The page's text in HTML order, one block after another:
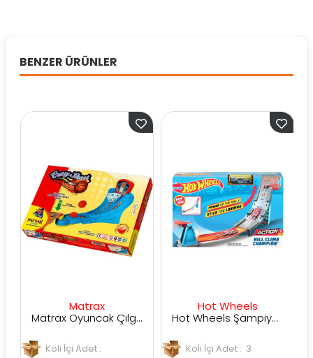
BENZER ÜRÜNLER
Matrax
Matrax Oyuncak Çılgın ATIŞ Mini Basket Oyunu
Koli İçi Adet :
Hot Wheels
Hot Wheels Şampiyonluk Parkuru Yarış Pisti GBF81
Koli İçi Adet : 3